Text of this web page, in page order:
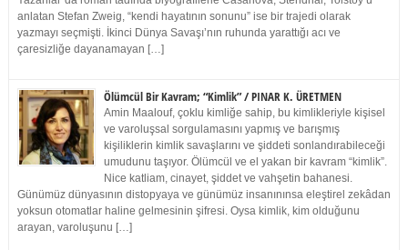
anlatan Stefan Zweig, “kendi hayatının sonunu” ise bir trajedi olarak
yazmayı seçmişti. İkinci Dünya Savaşı’nın ruhunda yarattığı acı ve
çaresizliğe dayanamayan […]
Ölümcül Bir Kavram; “Kimlik” / PINAR K. ÜRETMEN
Amin Maalouf, çoklu kimliğe sahip, bu kimlikleriyle kişisel
ve varoluşsal sorgulamasını yapmış ve barışmış
kişiliklerin kimlik savaşlarını ve şiddeti sonlandırabileceği
umudunu taşıyor. Ölümcül ve el yakan bir kavram “kimlik”.
Nice katliam, cinayet, şiddet ve vahşetin bahanesi.
Günümüz dünyasının distopyaya ve günümüz insanınınsa eleştirel zekâdan
yoksun otomatlar haline gelmesinin şifresi. Oysa kimlik, kim olduğunu
arayan, varoluşunu […]